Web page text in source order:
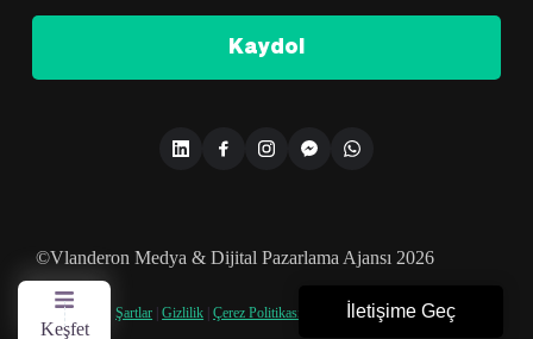
Kaydol
©Vlanderon Medya & Dijital Pazarlama Ajansı 2026
Şartlar |Gizlilik |Çerez Politikası
Keşfet
İletişime Geç